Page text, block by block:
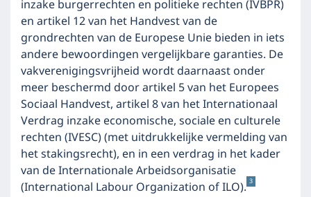
inzake burgerrechten en politieke rechten (IVBPR)
en artikel 12 van het Handvest van de
grondrechten van de Europese Unie bieden in iets
andere bewoordingen vergelijkbare garanties. De
vakverenigingsvrijheid wordt daarnaast onder
meer beschermd door artikel 5 van het Europees
Sociaal Handvest, artikel 8 van het Internationaal
Verdrag inzake economische, sociale en culturele
rechten (IVESC) (met uitdrukkelijke vermelding van
het stakingsrecht), en in een verdrag in het kader
van de Internationale Arbeidsorganisatie
(International Labour Organization of ILO). 3